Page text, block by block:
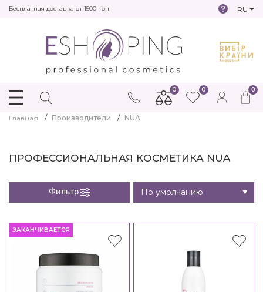
Бесплатная доставка от 1500 грн RU
0
0 0
Главная Производители NUA
ПРОФЕССИОНАЛЬНАЯ КОСМЕТИКА NUA
Фильтр
ЗАКАНЧИВАЕТСЯ